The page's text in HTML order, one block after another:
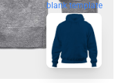
blank template